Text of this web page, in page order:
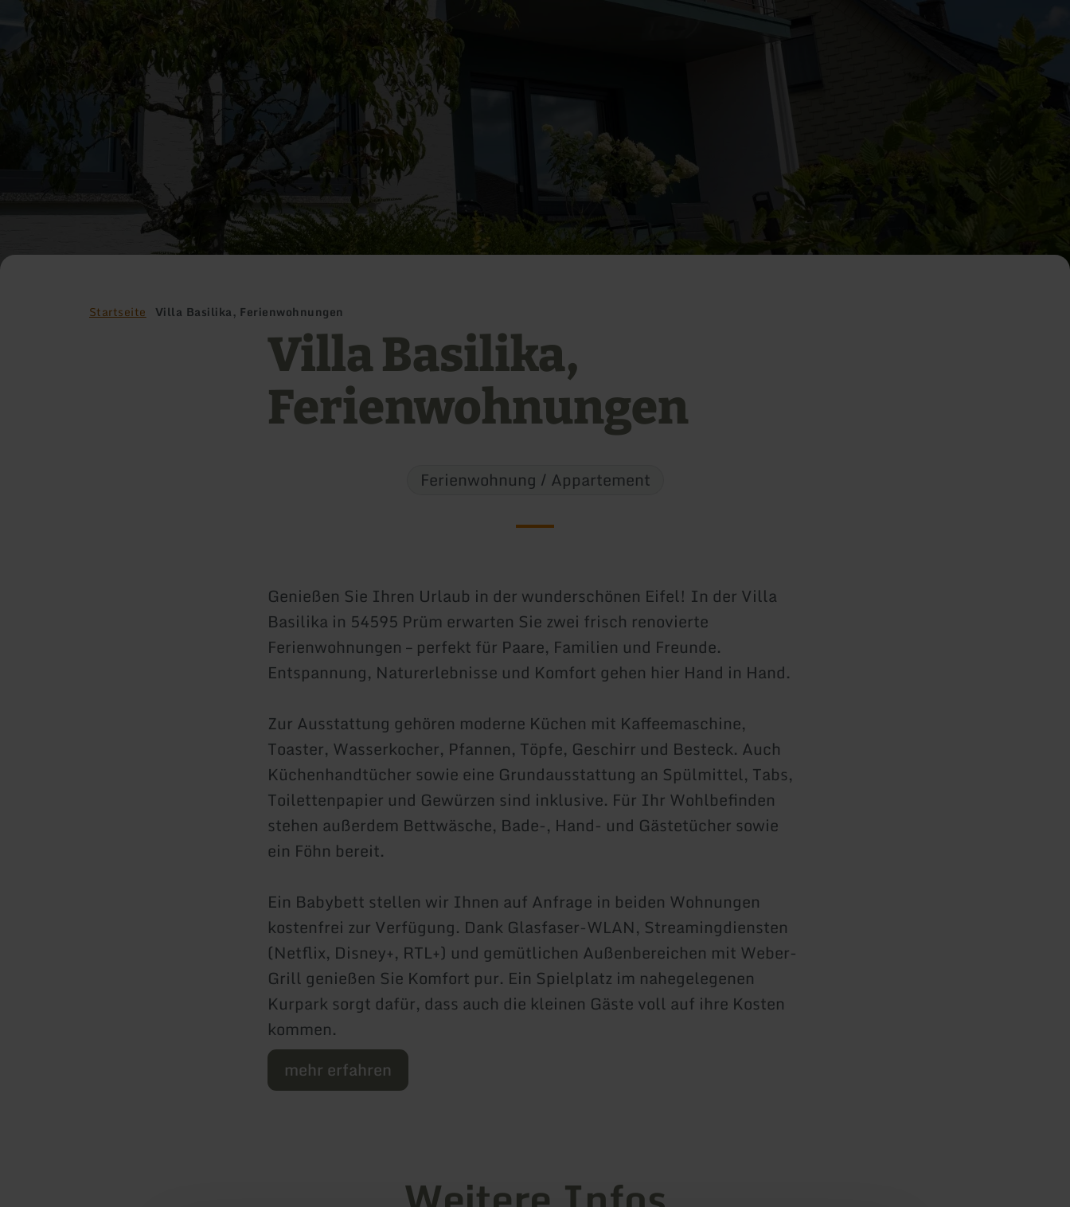
Startseite Villa Basilika, Ferienwohnungen
Villa Basilika,
Ferienwohnungen
Ferienwohnung / Appartement
Genießen Sie Ihren Urlaub in der wunderschönen Eifel! In der Villa
Basilika in 54595 Prüm erwarten Sie zwei frisch renovierte
Ferienwohnungen – perfekt für Paare, Familien und Freunde.
Entspannung, Naturerlebnisse und Komfort gehen hier Hand in Hand.
Zur Ausstattung gehören moderne Küchen mit Kaffeemaschine,
Toaster, Wasserkocher, Pfannen, Töpfe, Geschirr und Besteck. Auch
Küchenhandtücher sowie eine Grundausstattung an Spülmittel, Tabs,
Toilettenpapier und Gewürzen sind inklusive. Für Ihr Wohlbefinden
stehen außerdem Bettwäsche, Bade-, Hand- und Gästetücher sowie
ein Föhn bereit.
Ein Babybett stellen wir Ihnen auf Anfrage in beiden Wohnungen
kostenfrei zur Verfügung. Dank Glasfaser-WLAN, Streamingdiensten
(Netflix, Disney+, RTL+) und gemütlichen Außenbereichen mit Weber-
Grill genießen Sie Komfort pur. Ein Spielplatz im nahegelegenen
Kurpark sorgt dafür, dass auch die kleinen Gäste voll auf ihre Kosten
kommen.
mehr erfahren